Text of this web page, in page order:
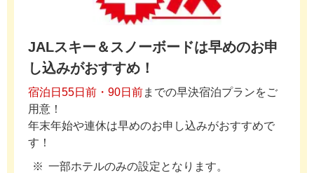
JALスキー＆スノーボードは早めのお申
し込みがおすすめ！
宿泊日55日前・90日前までの早決宿泊プランをご
用意！
年末年始や連休は早めのお申し込みがおすすめで
す！
一部ホテルのみの設定となります。